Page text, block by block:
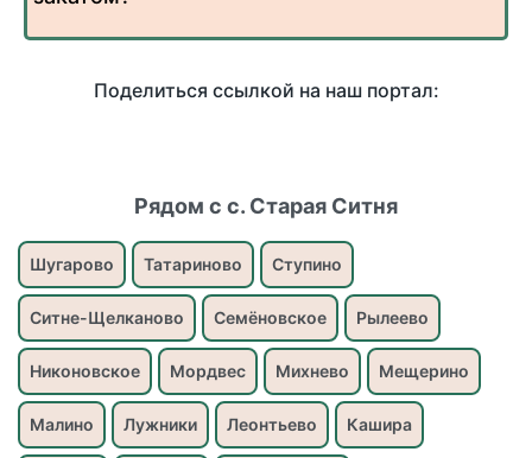
Поделиться ссылкой на наш портал:
Рядом с с. Старая Ситня
Шугарово Татариново Ступино
Ситне-Щелканово Семёновское Рылеево
Никоновское Мордвес Михнево Мещерино
Малино Лужники Леонтьево Кашира